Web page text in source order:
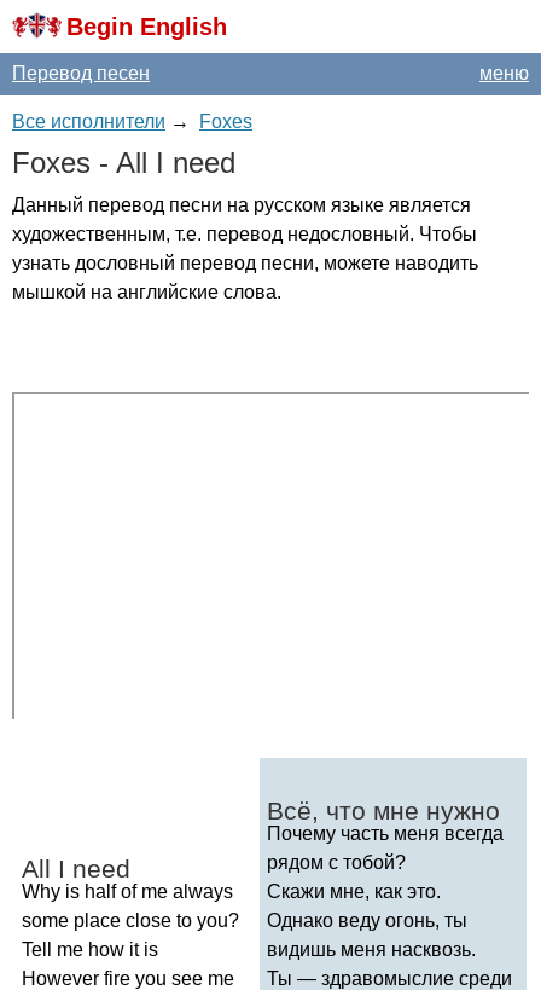
Begin English
меню
Перевод песен
Все исполнители → Foxes
Foxes - All I need
Данный перевод песни на русском языке является
художественным, т.е. перевод недословный. Чтобы
узнать дословный перевод песни, можете наводить
мышкой на английские слова.
All I need
Why is half of me always
some place close to you?
Tell
me how it is
However fire you see me
Всё, что мне нужно
Почему часть меня всегда
рядом с тобой?
Скажи мне, как это.
Однако веду огонь, ты
видишь меня насквозь.
Ты — здравомыслие среди